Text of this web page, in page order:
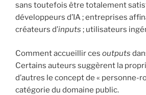
sans toutefois être totalement
développeurs d’IA ; entreprises
créateurs d’inputs ; utilisateurs
Comment accueillir ces outputs
Certains auteurs suggèrent la
d’autres le concept de « personne-
catégorie du domaine public.